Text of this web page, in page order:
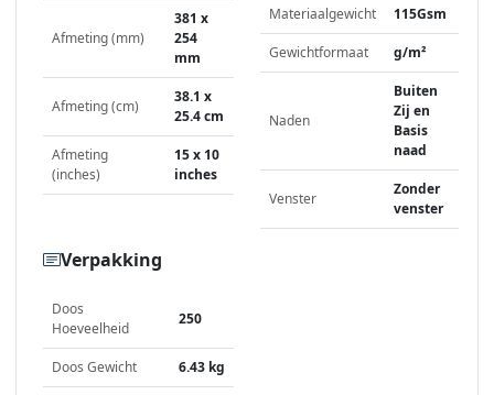
Afmeting (mm)
381 x
254
mm
Afmeting (cm)
38.1 x
25.4 cm
Afmeting
(inches)
15 x 10
inches
Materiaalgewicht 115Gsm
Gewichtformaat g/m²
Naden
Buiten
Zij en
Basis
naad
Venster
Zonder
venster
Verpakking
Doos
Hoeveelheid
250
Doos Gewicht 6.43 kg